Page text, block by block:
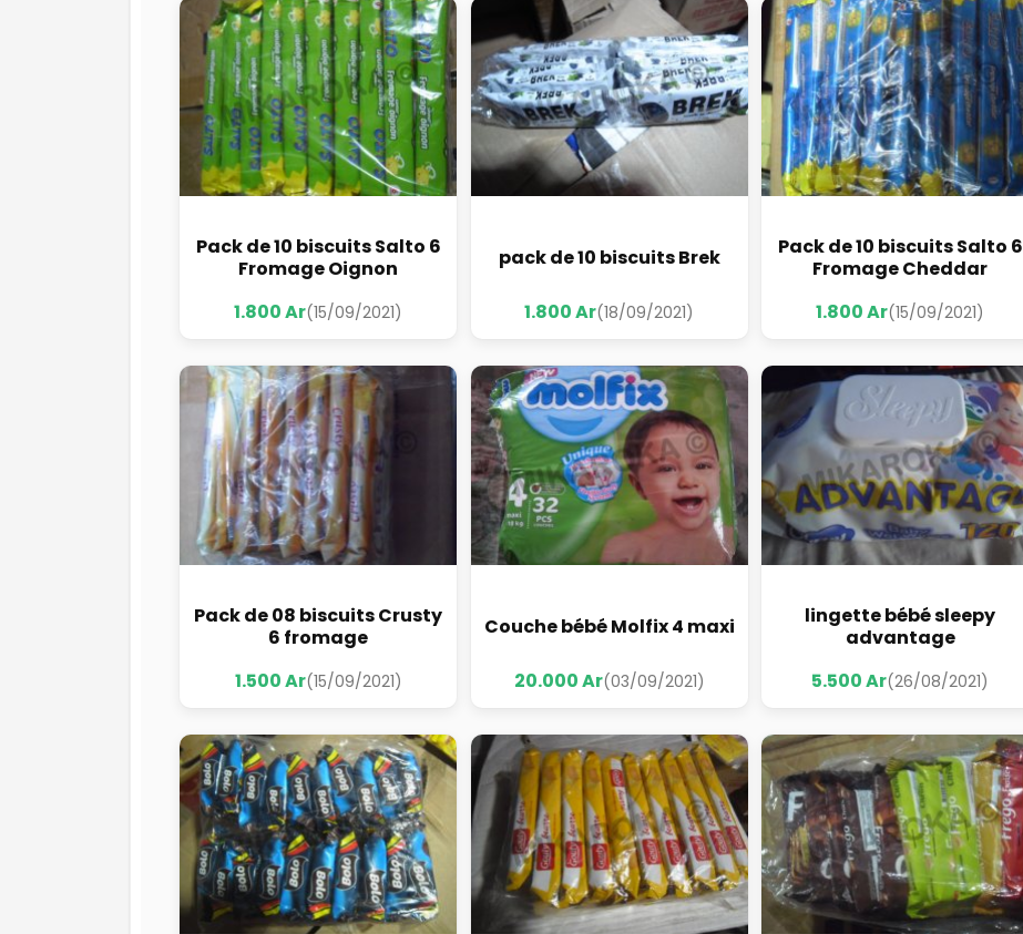
Pack de 10 biscuits Salto 6
Fromage Oignon
1.800 Ar(15/09/2021)
pack de 10 biscuits Brek
1.800 Ar(18/09/2021)
Pack de 10 biscuits Salto 6
Fromage Cheddar
1.800 Ar(15/09/2021)
Pack de 08 biscuits Crusty
6 fromage
1.500 Ar(15/09/2021)
Couche bébé Molfix 4 maxi
20.000 Ar(03/09/2021)
lingette bébé sleepy
advantage
5.500 Ar(26/08/2021)